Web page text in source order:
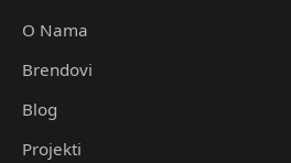
O Nama
Brendovi
Blog
Projekti